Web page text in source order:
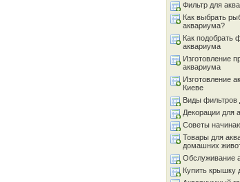
Фильтр для
Как выбрать
аквариума?
Как подобрать
аквариума
Изготовление
аквариума
Изготовление
Киеве
Виды фильтров
Декорации для
Советы
Товары для
домашних
Обслуживание
Купить крышку